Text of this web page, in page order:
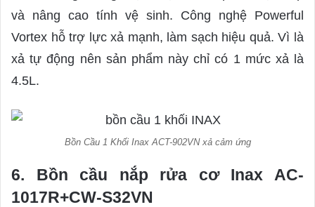
và nâng cao tính vệ sinh. Công nghệ Powerful
Vortex hỗ trợ lực xả mạnh, làm sạch hiệu quả. Vì là
xả tự động nên sản phẩm này chỉ có 1 mức xả là
4.5L.
Bồn Cầu 1 Khối Inax ACT-902VN xả cảm ứng
6. Bồn cầu nắp rửa cơ Inax AC-
1017R+CW-S32VN